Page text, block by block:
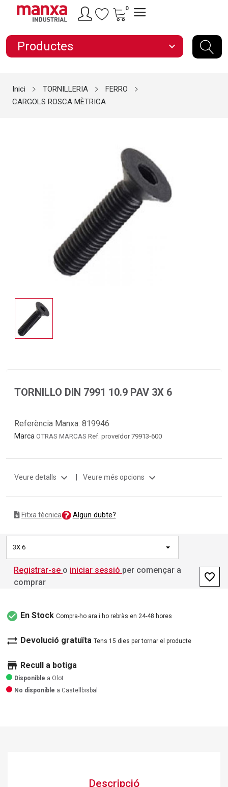
0
Productes expand_more
Inici TORNILLERIA
FERRO
CARGOLS ROSCA MÈTRICA
TORNILLO DIN 7991 10.9 PAV 3X 6
Referència Manxa: 819946
Marca OTRAS MARCAS Ref. proveïdor 79913-600
Veure detalls expand_more | Veure més opcions expand_more
Fitxa tècnica Algun dubte?
3X 6
Registrar-se o iniciar sessió per començar a
comprar
favorite_border
check_circle En Stock Compra-ho ara i ho rebràs en 24-48 hores
sync_alt Devolució gratuïta Tens 15 dies per tornar el producte
store Recull a botiga
Disponible a Olot
No disponible a Castellbisbal
Descripció